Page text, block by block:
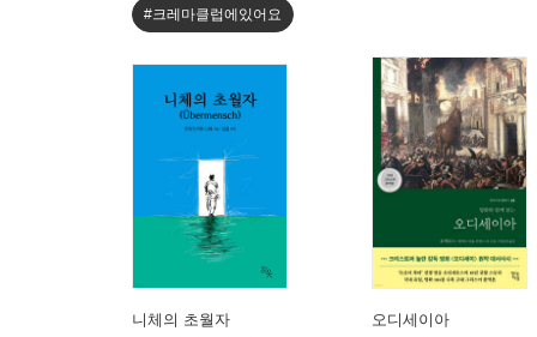
#크레마클럽에있어요
니체의 초월자 오디세이아